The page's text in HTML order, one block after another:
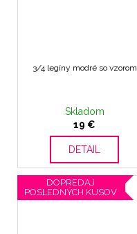
3/4 legíny modré so vzorom
Skladom
19 €
DETAIL
DOPREDAJ
POSLEDNÝCH KUSOV